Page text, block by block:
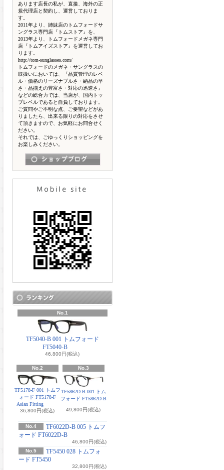
あります店長の私が、直接、海外の正
規代理店と契約し、運営しておりま
す。
2011年より、姉妹店のトムフォードサ
ングラス専門店『トムストア』を、
2013年より、トムフォードメガネ専門
店『トムアイズストア』を運営してお
ります。
http://tom-sunglasses.com/
トムフォードのメガネ・サングラスの
取扱いにおいては、『品質管理のレベ
ル・価格のリーズナブルさ・納品の早
さ・品揃えの豊富さ・対応の迅速さ』
などの総合力では、当店が、国内トッ
プレベルであると自負しております。
ご質問やご不明な点、ご要望などがあ
りましたら、出来る限りの対応をさせ
て頂きますので、お気軽にお問合せく
ださい。
それでは、ごゆっくりショッピングを
お楽しみください。
No.1
TF5040-B 001 トムフォード
FT5040-B
46,800円(税込)
No.2
TF5178-F 001 トムフ
ォード FT5178-F
Asian Fitting
36,800円(税込)
No.3
TF5862D-B 001 トム
フォード FT5862D-B
49,800円(税込)
No.4
TF6022D-B 005 トムフ
ォード FT6022D-B
46,800円(税込)
No.5
TF5450 028 トムフォ
ード FT5450
32,800円(税込)